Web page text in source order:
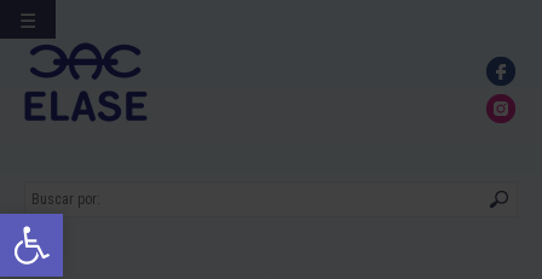
Abrir a barra de ferramentas
Ir
para
conteúdo
☰